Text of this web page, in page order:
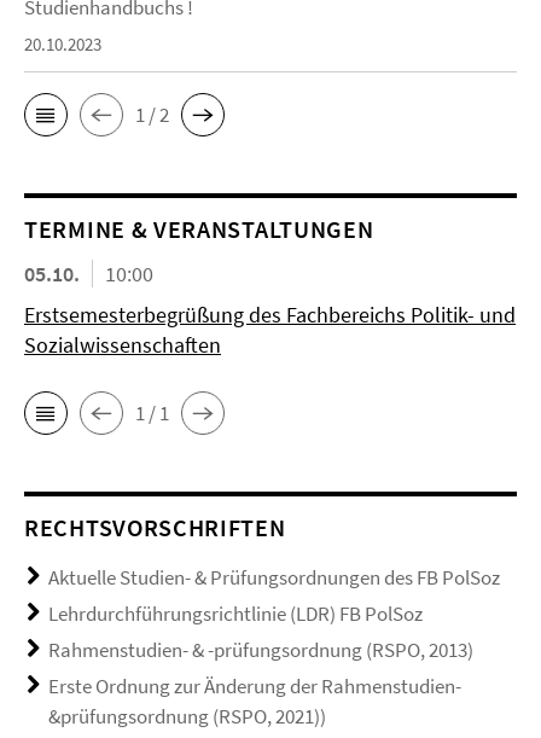
Studienhandbuchs !
20.10.2023
1 / 2
TERMINE & VERANSTALTUNGEN
05.10.
10:00
Erstsemesterbegrüßung des Fachbereichs Politik- und
Sozialwissenschaften
1 / 1
RECHTSVORSCHRIFTEN
Aktuelle Studien- & Prüfungsordnungen des FB PolSoz
Lehrdurchführungsrichtlinie (LDR) FB PolSoz
Rahmenstudien- & -prüfungsordnung (RSPO, 2013)
Erste Ordnung zur Änderung der Rahmenstudien-
&prüfungsordnung (RSPO, 2021))